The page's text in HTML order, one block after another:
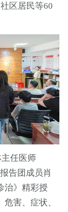
区居民等60
任医师
告团成员肖
治》精彩授
害、症状、